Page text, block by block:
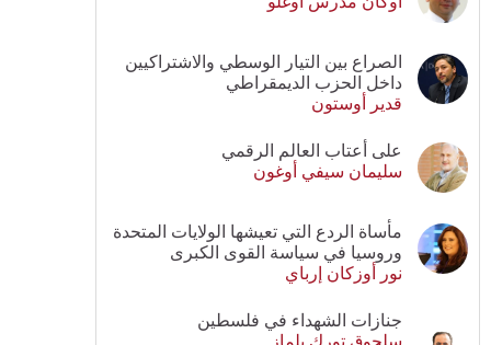
الصراع بين التيار الوسطي والاشتراكيين
داخل الحزب الديمقراطي
قدير أوستون
على أعتاب العالم الرقمي
سليمان سيفي أوغون
مأساة الردع التي تعيشها الولايات المتحدة
وروسيا في سياسة القوى الكبرى
نور أوزكان إرباي
جنازات الشهداء في فلسطين
سلجوق تورك يلماز